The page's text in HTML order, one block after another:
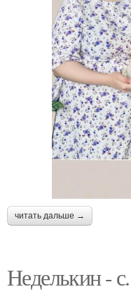
читать дальше →
Неделькин -